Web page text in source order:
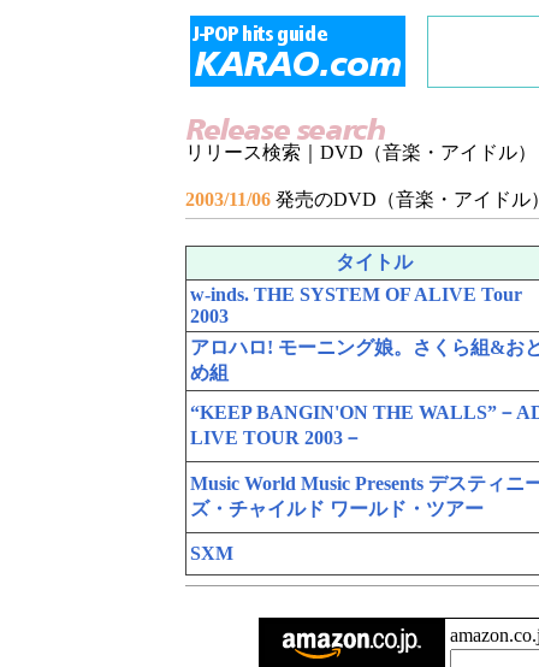
リリース検索｜DVD（音楽・アイドル）
2003/11/06 発売のDVD（音楽・アイドル
タイトル
w-inds. THE SYSTEM OF ALIVE Tour
2003
アロハロ! モーニング娘。さくら組&お
め組
“KEEP BANGIN'ON THE WALLS”－
LIVE TOUR 2003－
Music World Music Presents デスティニ
ズ・チャイルド ワールド・ツアー
SXM